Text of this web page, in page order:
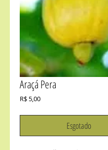
Araçá Pera
R$ 5,00Preço
Esgotado